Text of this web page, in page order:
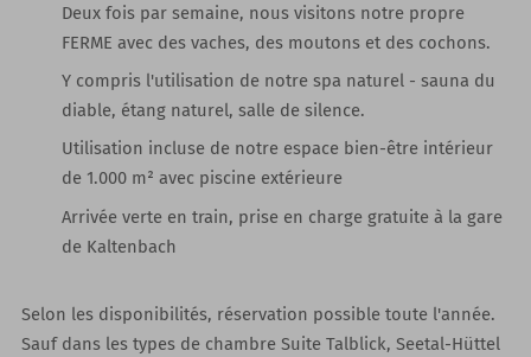
Deux fois par semaine, nous visitons notre propre
FERME avec des vaches, des moutons et des cochons.
Y compris l'utilisation de notre spa naturel- sauna du
diable, étang naturel, salle de silence.
Utilisation incluse de notre espace bien-être intérieur
de 1.000 m² avec piscine extérieure
Arrivée verte en train, prise en charge gratuite à la gare
de Kaltenbach
Selon les disponibilités, réservation possible toute l'année.
Sauf dans les types de chambre Suite Talblick, Seetal-Hüttel